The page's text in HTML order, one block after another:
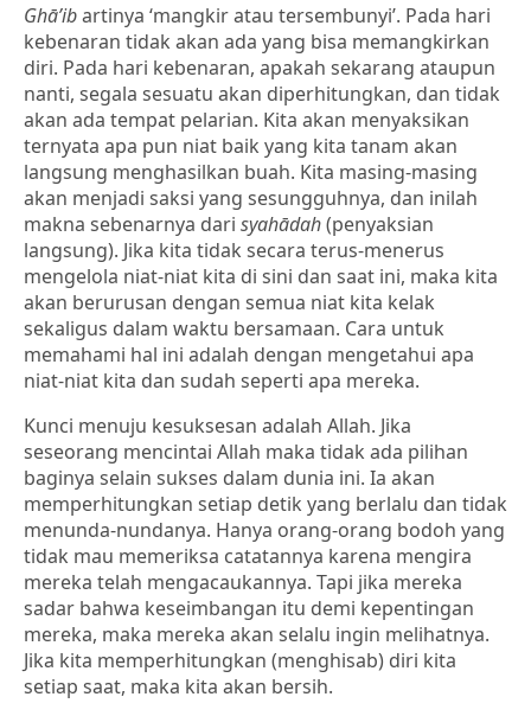
Ghā’ibartinya ‘mangkir atau tersembunyi’. Pada hari
kebenaran tidak akan ada yang bisa memangkirkan
diri. Pada hari kebenaran, apakah sekarang ataupun
nanti, segala sesuatu akan diperhitungkan, dan tidak
akan ada tempat pelarian. Kita akan menyaksikan
ternyata apa pun niat baik yang kita tanam akan
langsung menghasilkan buah. Kita masing-masing
akan menjadi saksi yang sesungguhnya, dan inilah
makna sebenarnya dari syahādah(penyaksian
langsung). Jika kita tidak secara terus-menerus
mengelola niat-niat kita di sini dan saat ini, maka kita
akan berurusan dengan semua niat kita kelak
sekaligus dalam waktu bersamaan. Cara untuk
memahami hal ini adalah dengan mengetahui apa
niat-niat kita dan sudah seperti apa mereka.
Kunci menuju kesuksesan adalah Allah. Jika
seseorang mencintai Allah maka tidak ada pilihan
baginya selain sukses dalam dunia ini. Ia akan
memperhitungkan setiap detik yang berlalu dan tidak
menunda-nundanya. Hanya orang-orang bodoh yang
tidak mau memeriksa catatannya karena mengira
mereka telah mengacaukannya. Tapi jika mereka
sadar bahwa keseimbangan itu demi kepentingan
mereka, maka mereka akan selalu ingin melihatnya.
Jika kita memperhitungkan (menghisab) diri kita
setiap saat, maka kita akan bersih.